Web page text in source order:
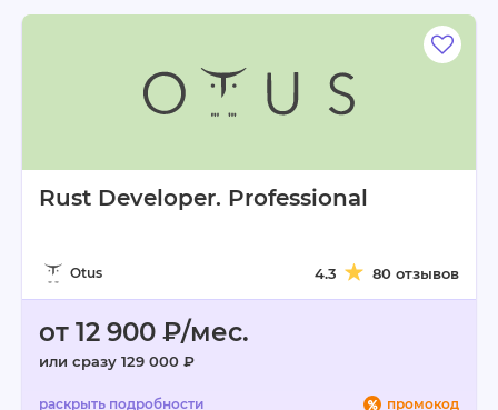
Rust Developer. Professional
Otus 4.3 80 отзывов
от 12 900 ₽/мес.
или сразу 129 000 ₽
промокод